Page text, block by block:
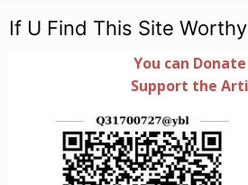
If U Find This Site Worthy